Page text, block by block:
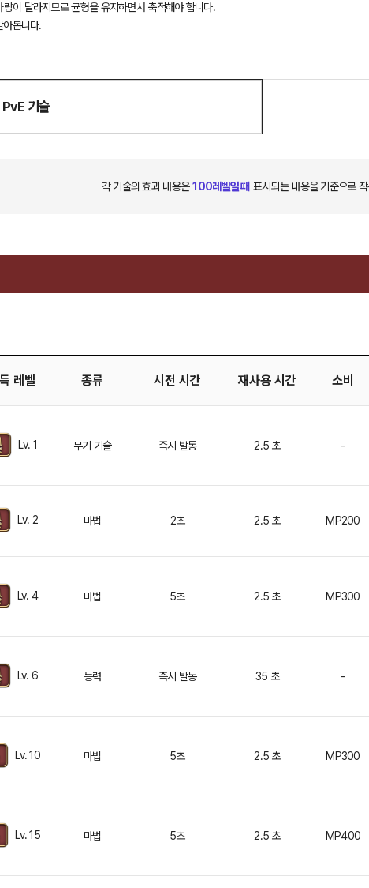
이 달라지므로 균형을 유지하면서 축적해야 합니다.
봅니다.
PvE 기술
각 기술의 효과 내용은 100레벨일 때 표시되는 내용을 기준으로
레벨 종류 시전 시간 재사용 시간 소비
Lv. 1 무기 기술 즉시 발동 2.5 초 -
Lv. 2 마법 2초 2.5 초 MP200
Lv. 4 마법 5초 2.5 초 MP300
Lv. 6 능력 즉시 발동 35 초 -
Lv. 10 마법 5초 2.5 초 MP300
Lv. 15 마법 5초 2.5 초 MP400